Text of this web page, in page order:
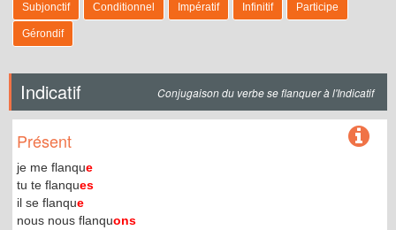
Subjonctif Conditionnel Impératif Infinitif Participe
Gérondif
Indicatif Conjugaison du verbe se flanquer à l'Indicatif
Présent
je me flanque
tu te flanques
il se flanque
nous nous flanquons